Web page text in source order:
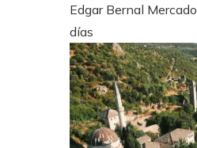
Edgar Bernal Mercado
días